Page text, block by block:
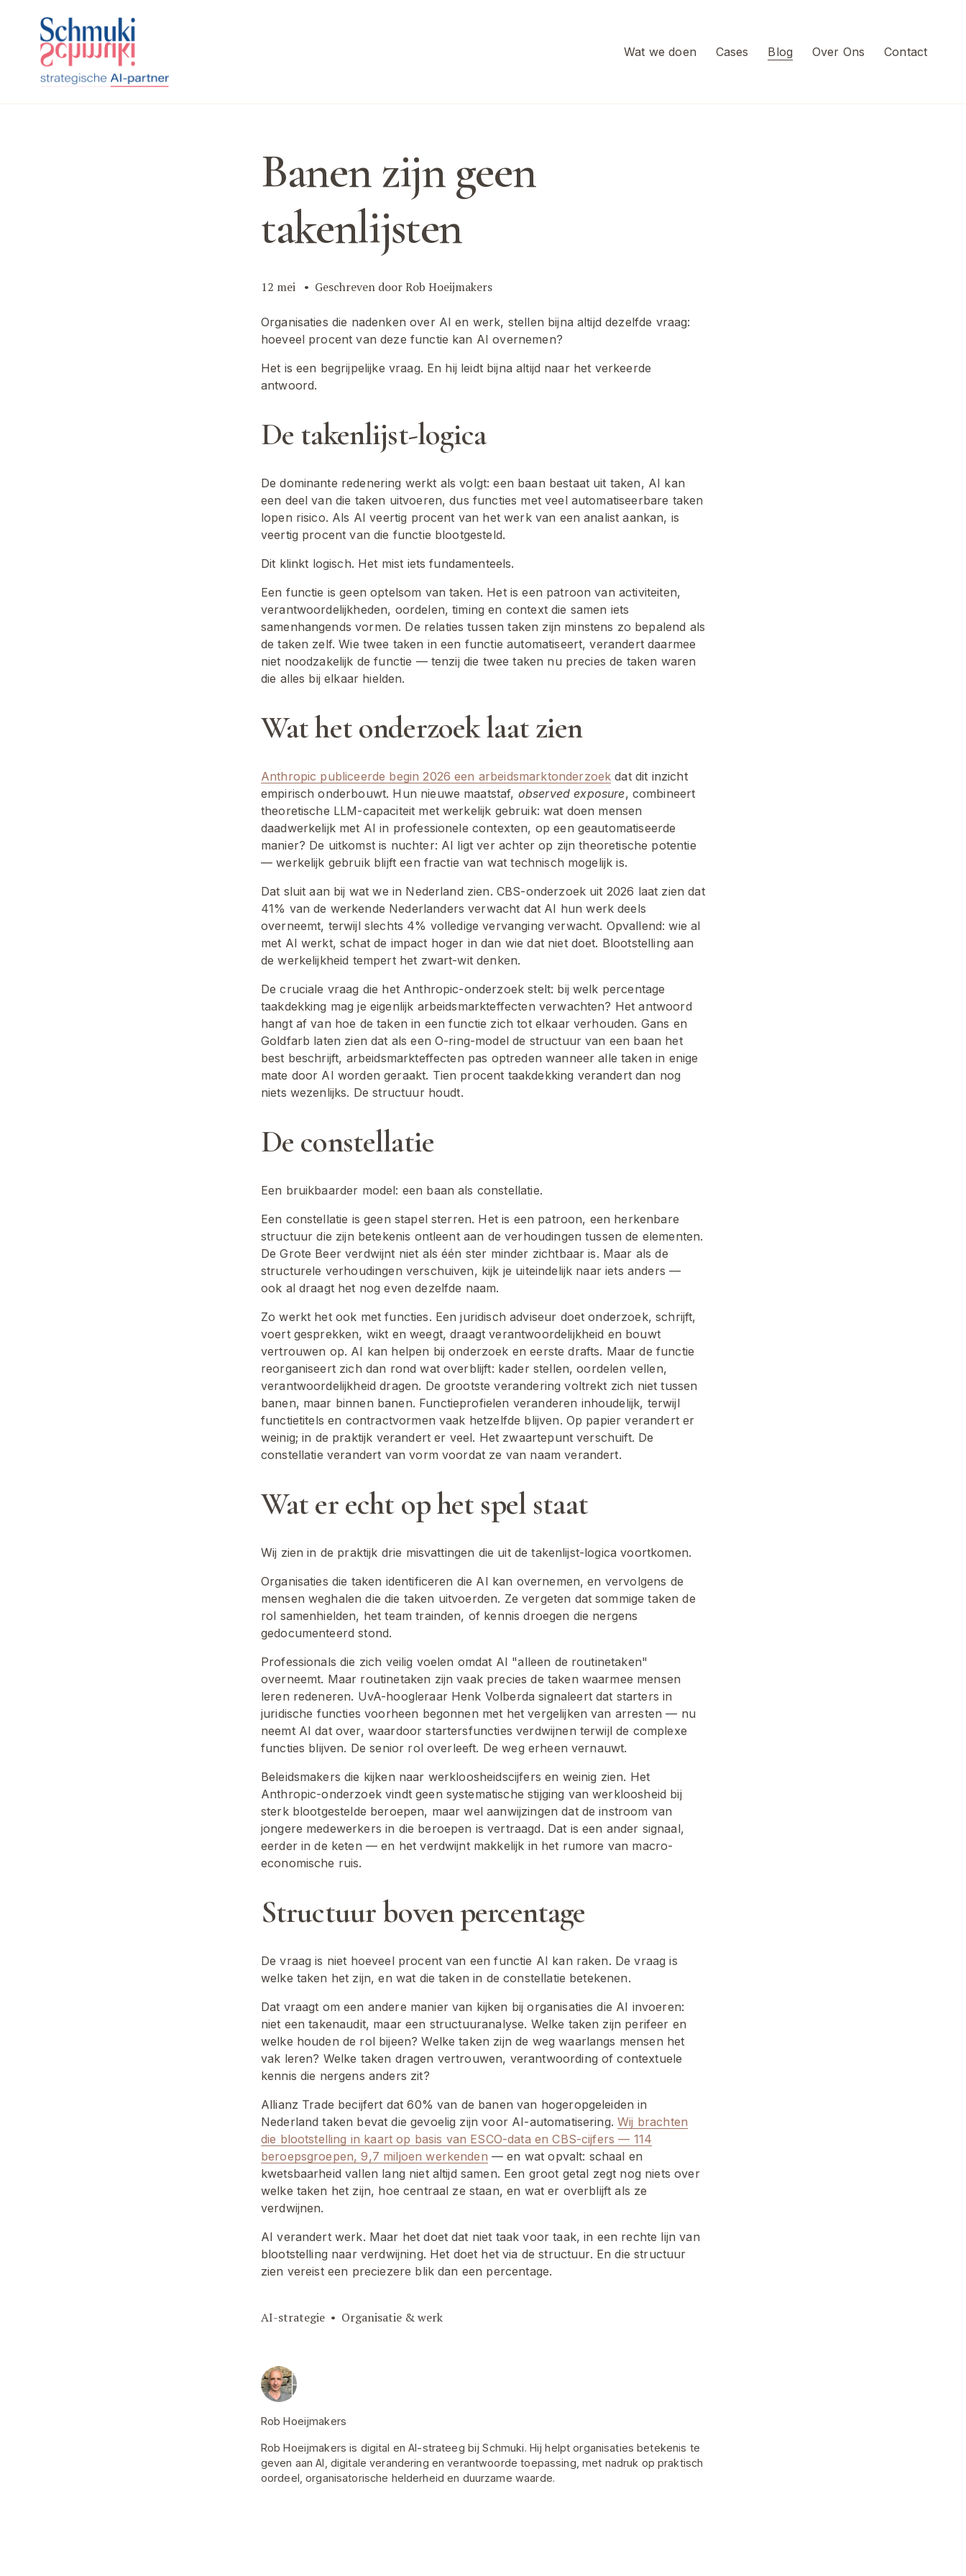
Wat we doen Cases Blog Over Ons Contact
Banen zijn geen
takenlijsten
12 mei Geschreven doorRob Hoeijmakers
Organisaties die nadenken over AI en werk, stellen bijna altijd dezelfde vraag:
hoeveel procent van deze functie kan AI overnemen?
Het is een begrijpelijke vraag. En hij leidt bijna altijd naar het verkeerde
antwoord.
De takenlijst-logica
De dominante redenering werkt als volgt: een baan bestaat uit taken, AI kan
een deel van die taken uitvoeren, dus functies met veel automatiseerbare taken
lopen risico. Als AI veertig procent van het werk van een analist aankan, is
veertig procent van die functie blootgesteld.
Dit klinkt logisch. Het mist iets fundamenteels.
Een functie is geen optelsom van taken. Het is een patroon van activiteiten,
verantwoordelijkheden, oordelen, timing en context die samen iets
samenhangends vormen. De relaties tussen taken zijn minstens zo bepalend als
de taken zelf. Wie twee taken in een functie automatiseert, verandert daarmee
niet noodzakelijk de functie — tenzij die twee taken nu precies de taken waren
die alles bij elkaar hielden.
Wat het onderzoek laat zien
Anthropic publiceerde begin 2026 een arbeidsmarktonderzoek dat dit inzicht
empirisch onderbouwt. Hun nieuwe maatstaf, observed exposure, combineert
theoretische LLM-capaciteit met werkelijk gebruik: wat doen mensen
daadwerkelijk met AI in professionele contexten, op een geautomatiseerde
manier? De uitkomst is nuchter: AI ligt ver achter op zijn theoretische potentie
— werkelijk gebruik blijft een fractie van wat technisch mogelijk is.
Dat sluit aan bij wat we in Nederland zien. CBS-onderzoek uit 2026 laat zien dat
41% van de werkende Nederlanders verwacht dat AI hun werk deels
overneemt, terwijl slechts 4% volledige vervanging verwacht. Opvallend: wie al
met AI werkt, schat de impact hoger in dan wie dat niet doet. Blootstelling aan
de werkelijkheid tempert het zwart-wit denken.
De cruciale vraag die het Anthropic-onderzoek stelt: bij welk percentage
taakdekking mag je eigenlijk arbeidsmarkteffecten verwachten? Het antwoord
hangt af van hoe de taken in een functie zich tot elkaar verhouden. Gans en
Goldfarb laten zien dat als een O-ring-model de structuur van een baan het
best beschrijft, arbeidsmarkteffecten pas optreden wanneer alle taken in enige
mate door AI worden geraakt. Tien procent taakdekking verandert dan nog
niets wezenlijks. De structuur houdt.
De constellatie
Een bruikbaarder model: een baan als constellatie.
Een constellatie is geen stapel sterren. Het is een patroon, een herkenbare
structuur die zijn betekenis ontleent aan de verhoudingen tussen de elementen.
De Grote Beer verdwijnt niet als één ster minder zichtbaar is. Maar als de
structurele verhoudingen verschuiven, kijk je uiteindelijk naar iets anders —
ook al draagt het nog even dezelfde naam.
Zo werkt het ook met functies. Een juridisch adviseur doet onderzoek, schrijft,
voert gesprekken, wikt en weegt, draagt verantwoordelijkheid en bouwt
vertrouwen op. AI kan helpen bij onderzoek en eerste drafts. Maar de functie
reorganiseert zich dan rond wat overblijft: kader stellen, oordelen vellen,
verantwoordelijkheid dragen. De grootste verandering voltrekt zich niet tussen
banen, maar binnen banen. Functieprofielen veranderen inhoudelijk, terwijl
functietitels en contractvormen vaak hetzelfde blijven. Op papier verandert er
weinig; in de praktijk verandert er veel. Het zwaartepunt verschuift. De
constellatie verandert van vorm voordat ze van naam verandert.
Wat er echt op het spel staat
Wij zien in de praktijk drie misvattingen die uit de takenlijst-logica voortkomen.
Organisaties die taken identificeren die AI kan overnemen, en vervolgens de
mensen weghalen die die taken uitvoerden. Ze vergeten dat sommige taken de
rol samenhielden, het team trainden, of kennis droegen die nergens
gedocumenteerd stond.
Professionals die zich veilig voelen omdat AI "alleen de routinetaken"
overneemt. Maar routinetaken zijn vaak precies de taken waarmee mensen
leren redeneren. UvA-hoogleraar Henk Volberda signaleert dat starters in
juridische functies voorheen begonnen met het vergelijken van arresten — nu
neemt AI dat over, waardoor startersfuncties verdwijnen terwijl de complexe
functies blijven. De senior rol overleeft. De weg erheen vernauwt.
Beleidsmakers die kijken naar werkloosheidscijfers en weinig zien. Het
Anthropic-onderzoek vindt geen systematische stijging van werkloosheid bij
sterk blootgestelde beroepen, maar wel aanwijzingen dat de instroom van
jongere medewerkers in die beroepen is vertraagd. Dat is een ander signaal,
eerder in de keten — en het verdwijnt makkelijk in het rumore van macro-
economische ruis.
Structuur boven percentage
De vraag is niet hoeveel procent van een functie AI kan raken. De vraag is
welke taken het zijn, en wat die taken in de constellatie betekenen.
Dat vraagt om een andere manier van kijken bij organisaties die AI invoeren:
niet een takenaudit, maar een structuuranalyse. Welke taken zijn perifeer en
welke houden de rol bijeen? Welke taken zijn de weg waarlangs mensen het
vak leren? Welke taken dragen vertrouwen, verantwoording of contextuele
kennis die nergens anders zit?
Allianz Trade becijfert dat 60% van de banen van hogeropgeleiden in
Nederland taken bevat die gevoelig zijn voor AI-automatisering. Wij brachten
die blootstelling in kaart op basis van ESCO-data en CBS-cijfers — 114
beroepsgroepen, 9,7 miljoen werkenden — en wat opvalt: schaal en
kwetsbaarheid vallen lang niet altijd samen. Een groot getal zegt nog niets over
welke taken het zijn, hoe centraal ze staan, en wat er overblijft als ze
verdwijnen.
AI verandert werk. Maar het doet dat niet taak voor taak, in een rechte lijn van
blootstelling naar verdwijning. Het doet het via de structuur. En die structuur
zien vereist een preciezere blik dan een percentage.
AI-strategie Organisatie & werk
Rob Hoeijmakers
Rob Hoeijmakers is digital en AI-strateeg bij Schmuki. Hij helpt organisaties betekenis te
geven aan AI, digitale verandering en verantwoorde toepassing, met nadruk op praktisch
oordeel, organisatorische helderheid en duurzame waarde.